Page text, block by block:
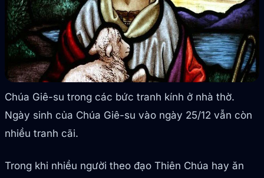
Chúa Giê-su trong các bức tranh kính ở nhà thờ.
Ngày sinh của Chúa Giê-su vào ngày 25/12 vẫn còn
nhiều tranh cãi.
Trong khi nhiều người theo đạo Thiên Chúa hay ăn